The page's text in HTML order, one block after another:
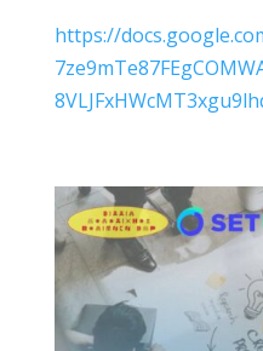
https://